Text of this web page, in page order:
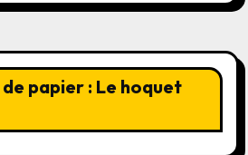
papier : Le hoquet